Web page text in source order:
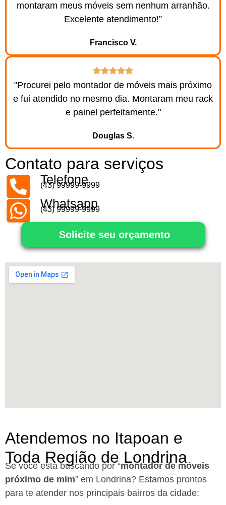
montaram meus móveis sem nenhum arranhão.
Excelente atendimento!”
Francisco V.
"Procurei pelo montador de móveis mais próximo
e fui atendido no mesmo dia. Montaram meu rack
e painel perfeitamente."
Douglas S.
Contato para serviços
Telefone
(43) 99999-9999
Whatsapp
(43) 99999-9999
Solicite seu orçamento
Atendemos no Itapoan e
Toda Região de Londrina
Se você está buscando por “montador de móveis
próximo de mim” em Londrina? Estamos prontos
para te atender nos principais bairros da cidade: